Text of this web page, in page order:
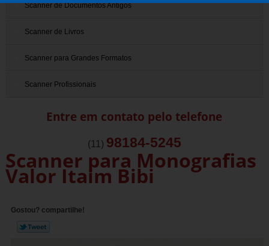
Scanner de Documentos Antigos
Scanner de Livros
Scanner para Grandes Formatos
Scanner Profissionais
Entre em contato pelo telefone
(11) 98184-5245
Scanner para Monografias
Valor Itaim Bibi
Gostou? compartilhe!